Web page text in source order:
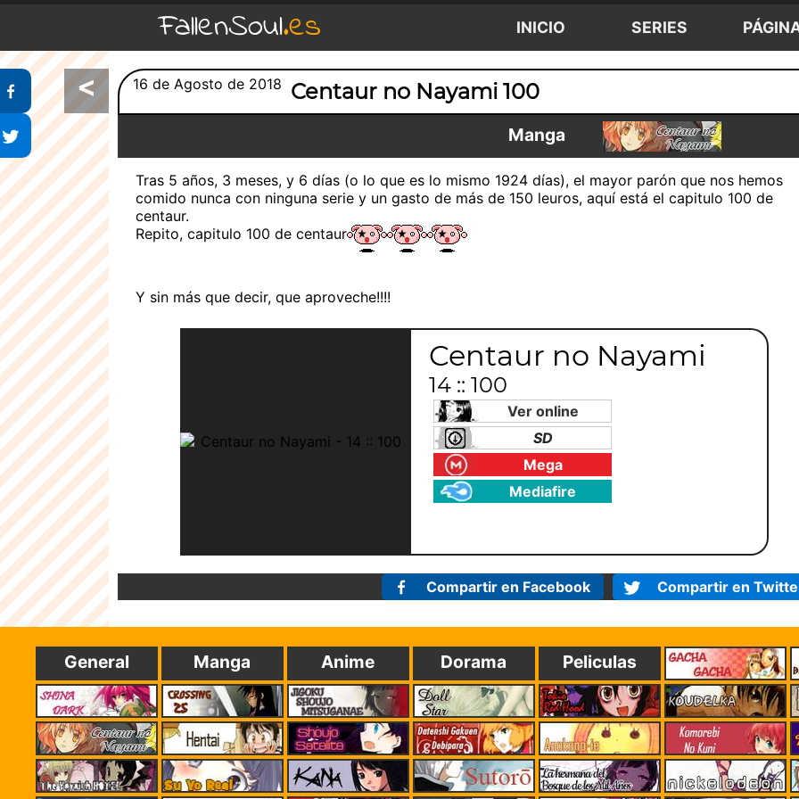
FallenSoul.es INICIO SERIES
<
Compartir en Facebook
Compartir en Twitter
16 de Agosto de 2018 Centaur no Nayami 100
Manga
Tras 5 años, 3 meses, y 6 días (o lo que es lo mismo 1924 días), el mayor parón que nos hemos
comido nunca con ninguna serie y un gasto de más de 150 leuros, aquí está el capitulo 100 de
centaur.
Repito, capitulo 100 de centaur
Y sin más que decir, que aproveche!!!!
Centaur no Nayami
14 :: 100
Ver online
SD
Mega
Mediafire
Compartir en Facebook Compartir en
General Manga Anime Dorama Peliculas